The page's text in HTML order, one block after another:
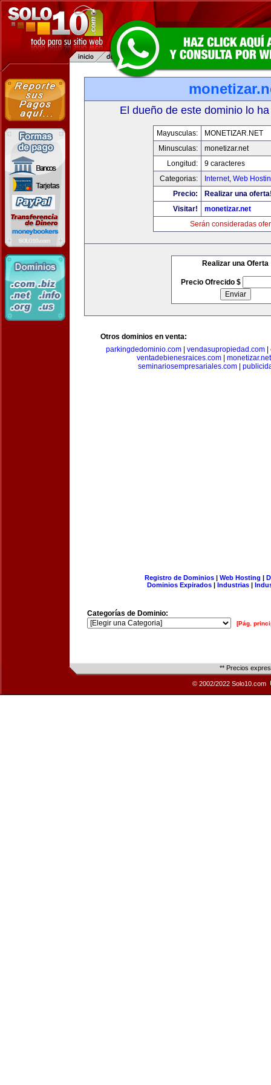
El dueño de este dominio lo
Mayusculas:
MONETIZAR.NET
Minusculas:
monetizar.net
Longitud:
9 caracteres
Categorias:
Internet, Web
Precio:
Realizar una
Visitar!
monetizar.net
Serán consideradas
Realizar una Oferta
Precio Ofrecido $
Otros dominios en venta:
parkingdedominio.com| vendasupropiedad.com|
ventadebienesraices.com
monetizar.net
seminariosempresariales.com
Registro de Dominios| Web Hosting |
Dominios Expirados | Industrias |
Categorías de Dominio:
[Pág.
** Precios
© 2002/2022 Solo10.com